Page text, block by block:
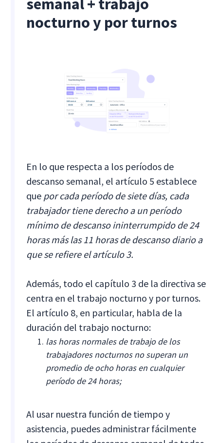
nocturno y por turnos
En lo que respecta a los períodos de
descanso semanal, el artículo 5 establece
que por cada período de siete días, cada
trabajador tiene derecho a un período
mínimo de descanso ininterrumpido de 24
horas más las 11 horas de descanso diario a
que se refiere el artículo 3.
Además, todo el capítulo 3 de la directiva se
centra en el trabajo nocturno y por turnos.
El artículo 8, en particular, habla de la
duración del trabajo nocturno:
las horas normales de trabajo de los
trabajadores nocturnos no superan un
promedio de ocho horas en cualquier
período de 24 horas;
Al usar nuestra función de tiempo y
asistencia, puedes administrar fácilmente